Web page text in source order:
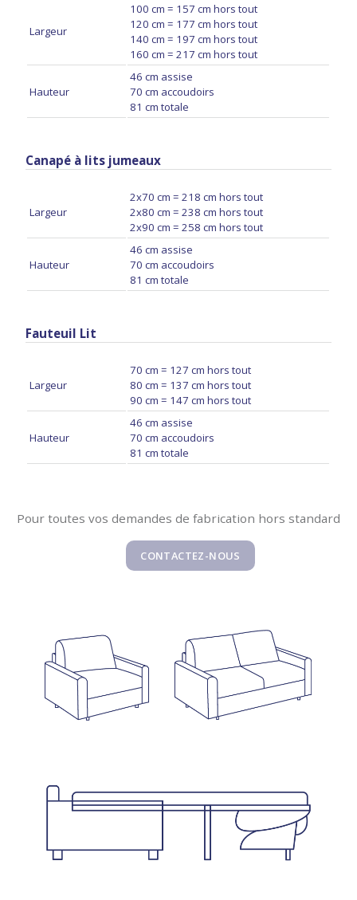
Largeur
100 cm = 157 cm hors tout
120 cm = 177 cm hors tout
140 cm = 197 cm hors tout
160 cm = 217 cm hors tout
Hauteur
46 cm assise
70 cm accoudoirs
81 cm totale
Canapé à lits jumeaux
Largeur
2x70 cm = 218 cm hors tout
2x80 cm = 238 cm hors tout
2x90 cm = 258 cm hors tout
Hauteur
46 cm assise
70 cm accoudoirs
81 cm totale
Fauteuil Lit
Largeur
70 cm = 127 cm hors tout
80 cm = 137 cm hors tout
90 cm = 147 cm hors tout
Hauteur
46 cm assise
70 cm accoudoirs
81 cm totale
Pour toutes vos demandes de fabrication hors standard
CONTACTEZ-NOUS